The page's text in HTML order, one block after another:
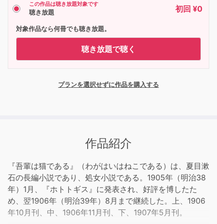
この作品は聴き放題対象です
聴き放題 初回 ¥0
対象作品なら何冊でも聴き放題。
聴き放題で聴く
プランを選択せずに作品を購入する
作品紹介
『吾輩は猫である』（わがはいはねこである）は、夏目漱
石の長編小説であり、処女小説である。1905年（明治38
年）1月、『ホトトギス』に発表され、好評を博したた
め、翌1906年（明治39年）8月まで継続した。上、1906
年10月刊、中、1906年11月刊、下、1907年5月刊。